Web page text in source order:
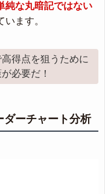
純な丸暗記ではない
います。
得点を狙うために
必要だ！
ダーチャート分析